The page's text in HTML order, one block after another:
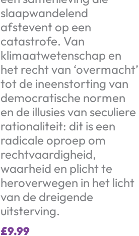
slaapwandelend
afstevent op een
catastrofe. Van
klimaatwetenschap en
het recht van ‘overmacht’
tot de ineenstorting van
democratische normen
en de illusies van seculiere
rationaliteit: dit is een
radicale oproep om
rechtvaardigheid,
waarheid en plicht te
heroverwegen in het licht
van de dreigende
uitsterving.
£9.99